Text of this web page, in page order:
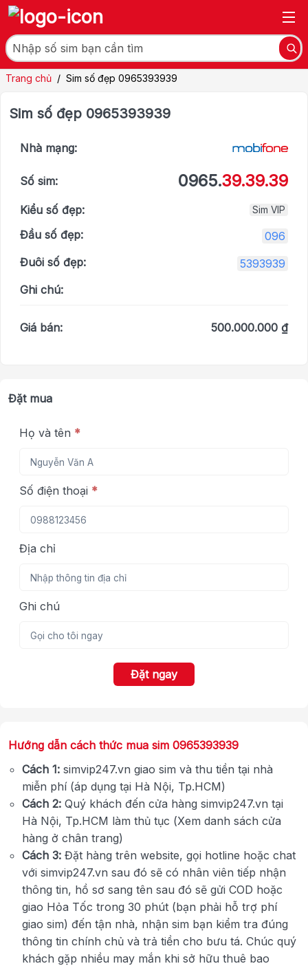
Trang chủ / Sim số đẹp 0965393939
Sim số đẹp 0965393939
Nhà mạng:
Số sim: 0965.39.39.39
Kiểu số đẹp: Sim VIP
Đầu số đẹp:
096
Đuôi số đẹp:
5393939
Ghi chú:
Giá bán: 500.000.000 ₫
Đặt mua
Họ và tên *
Số điện thoại *
Địa chỉ
Ghi chú
Đặt ngay
Hướng dẫn cách thức mua sim 0965393939
Cách 1: simvip247.vn giao sim và thu tiền tại nhà
miễn phí (áp dụng tại Hà Nội, Tp.HCM)
Cách 2: Quý khách đến cửa hàng simvip247.vn tại
Hà Nội, Tp.HCM làm thủ tục (Xem danh sách cửa
hàng ở chân trang)
Cách 3: Đặt hàng trên website, gọi hotline hoặc chat
với simvip247.vn sau đó sẽ có nhân viên tiếp nhận
thông tin, hồ sơ sang tên sau đó sẽ gửi COD hoặc
giao Hỏa Tốc trong 30 phút (bạn phải hỗ trợ phí
giao sim) đến tận nhà, nhận sim bạn kiểm tra đúng
thông tin chính chủ và trả tiền cho bưu tá. Chúc quý
khách gặp nhiều may mắn khi sở hữu thuê bao